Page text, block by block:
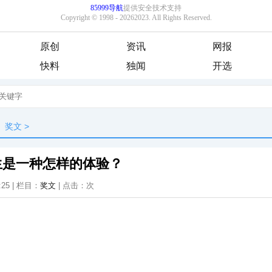
原创 资讯
网报
快料
独闻 开选
奖文 >
一种怎样的体验？
| 栏目： 奖文 | 点击： 次